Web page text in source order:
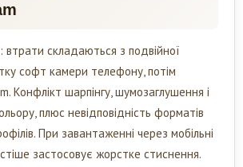
втрати складаються з подвійної
софт камери телефону, потім
Конфлікт шарпінгу, шумозаглушення і
плюс невідповідність форматів
При завантаженні через мобільні
застосовує жорстке стиснення.